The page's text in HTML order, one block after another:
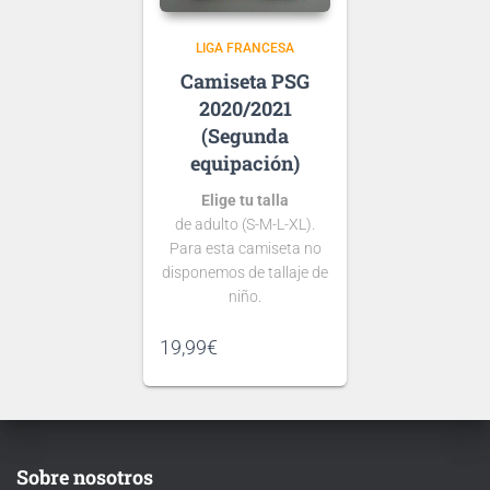
LIGA FRANCESA
PSG
2020/2021
(Segunda
equipación)
Elige tu talla
de adulto (S-M-L-XL).
Para esta camiseta no
disponemos de tallaje de
niño.
19,99€
Sobre nosotros